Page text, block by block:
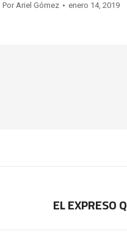
PorAriel Gómez enero 14, 2019
PublicaciónEL EXPRESO